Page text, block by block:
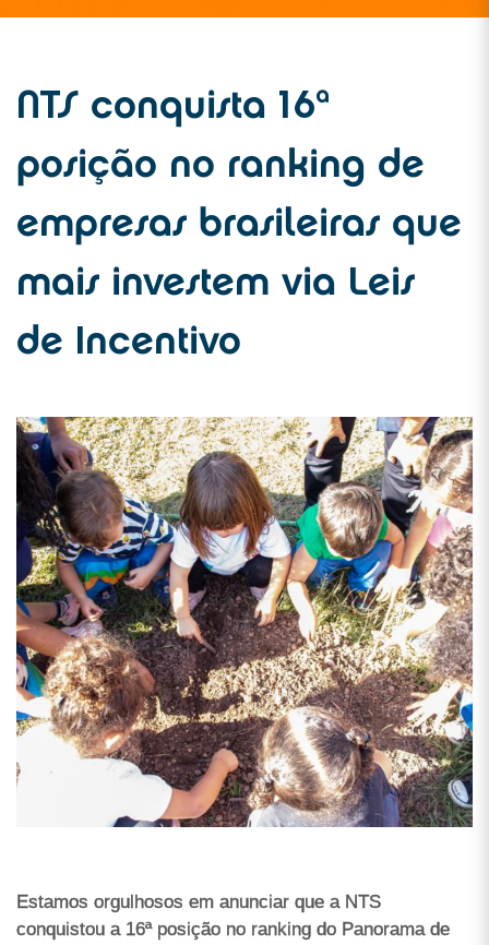
NTS conquista 16ª
posição no ranking de
empresas brasileiras que
mais investem via Leis
de Incentivo
Estamos orgulhosos em anunciar que a NTS
conquistou a 16ª posição no ranking do Panorama de